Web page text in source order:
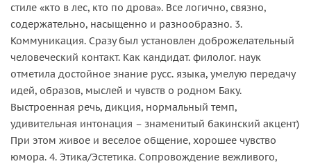
стиле «кто в лес, кто по дрова». Все логично, связно,
содержательно, насыщенно и разнообразно. 3.
Коммуникация. Сразу был установлен доброжелательный
человеческий контакт. Как кандидат. филолог. наук
отметила достойное знание русс. языка, умелую передачу
идей, образов, мыслей и чувств о родном Баку.
Выстроенная речь, дикция, нормальный темп,
удивительная интонация – знаменитый бакинский акцент)
При этом живое и веселое общение, хорошее чувство
юмора. 4. Этика/Эстетика. Сопровождение вежливого,